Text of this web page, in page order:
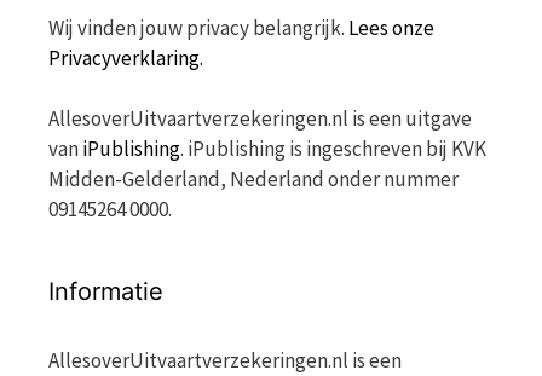
Wij vinden jouw privacy belangrijk. Lees onze
Privacyverklaring.
AllesoverUitvaartverzekeringen.nl is een uitgave
vaniPublishing. iPublishing is ingeschreven bij KVK
Midden-Gelderland, Nederland onder nummer
09145264 0000.
Informatie
AllesoverUitvaartverzekeringen.nl is een